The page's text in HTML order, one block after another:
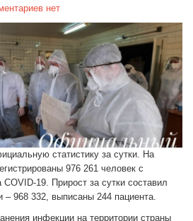
нет
статистику за сутки. На
976 261 человек с
19. Прирост за сутки составил
– 968 332, выписаны 244 пациента.
инфекции на территории страны